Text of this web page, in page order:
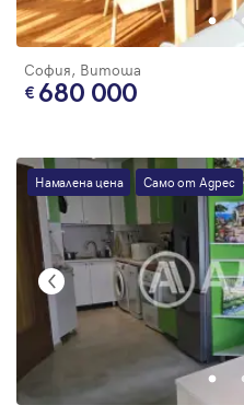
София, Витоша
680 000
Намалена цена Само от Адрес